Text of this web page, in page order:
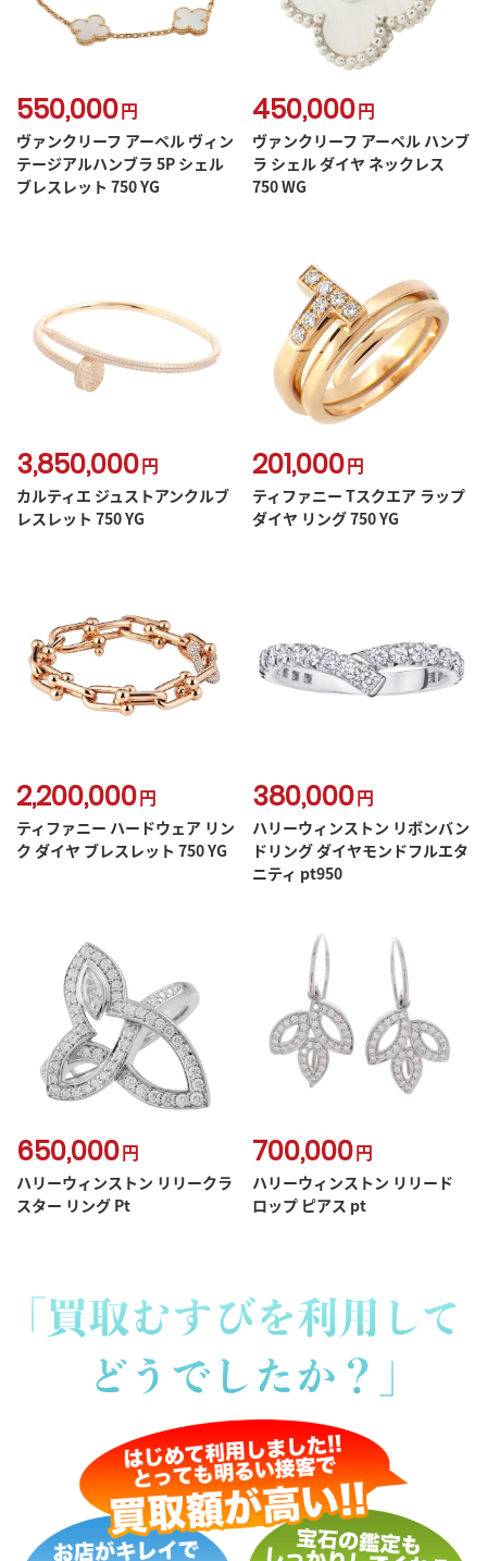
550,000円
ヴァンクリーフ アーペル ヴィン
テージアルハンブラ 5P シェル
ブレスレット 750 YG
450,000円
ヴァンクリーフ アーペル ハンブ
ラ シェル ダイヤ ネックレス
750 WG
3,850,000円
カルティエ ジュストアンクルブ
レスレット 750 YG
201,000円
ティファニー Tスクエア ラップ
ダイヤ リング 750 YG
2,200,000円
ティファニー ハードウェア リン
ク ダイヤ ブレスレット 750 YG
380,000円
ハリーウィンストン リボンバン
ドリング ダイヤモンドフルエタ
ニティ pt950
650,000円
ハリーウィンストン リリークラ
スター リング Pt
700,000円
ハリーウィンストン リリード
ロップ ピアス pt